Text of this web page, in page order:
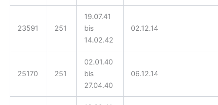
23591 251
19.07.41
bis
14.02.42
02.12.14
25170 251
02.01.40
bis
27.04.40
06.12.14